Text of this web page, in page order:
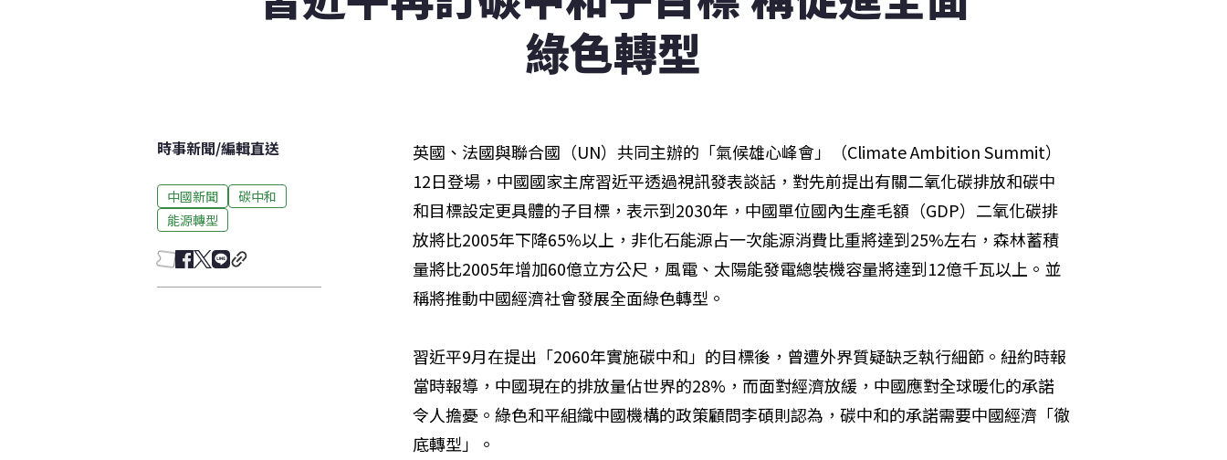
綠色轉型
時事新聞/編輯直送
中國新聞
碳中和
能源轉型
英國、法國與聯合國（UN）共同主辦的「氣候雄心峰會」（Climate Ambition Summit）
12日登場，中國國家主席習近平透過視訊發表談話，對先前提出有關二氧化碳排放和碳中
和目標設定更具體的子目標，表示到2030年，中國單位國內生產毛額（GDP）二氧化碳排
放將比2005年下降65%以上，非化石能源占一次能源消費比重將達到25%左右，森林蓄積
量將比2005年增加60億立方公尺，風電、太陽能發電總裝機容量將達到12億千瓦以上。並
稱將推動中國經濟社會發展全面綠色轉型。
習近平9月在提出「2060年實施碳中和」的目標後，曾遭外界質疑缺乏執行細節。紐約時報
當時報導，中國現在的排放量佔世界的28%，而面對經濟放緩，中國應對全球暖化的承諾
令人擔憂。綠色和平組織中國機構的政策顧問李碩則認為，碳中和的承諾需要中國經濟「徹
底轉型」。